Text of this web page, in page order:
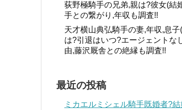
荻野極騎手の兄弟,親は?彼女(結
手との繋がり,年収も調査!!
天才横山典弘騎手の妻,年収,息子
は?引退はいつ?エージェントな
由,藤沢厩舎との絶縁も調査!!
最近の投稿
ミカエルミシェル騎手既婚者?結